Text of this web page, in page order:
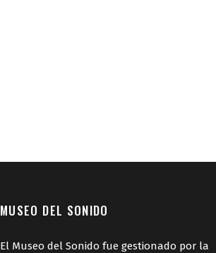
MUSEO DEL SONIDO
El Museo del Sonido fue gestionado por la